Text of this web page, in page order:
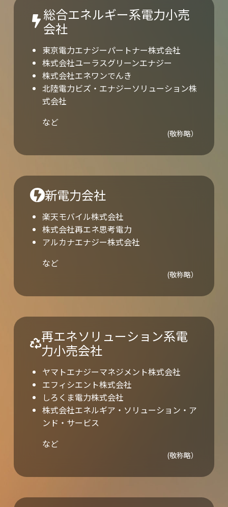
総合エネルギー系電⼒⼩売
会社
東京電力エナジーパートナー株式会社
株式会社ユーラスグリーンエナジー
株式会社エネワンでんき
北陸電力ビズ・エナジーソリューション株
式会社
など
(敬称略）
新電力会社
楽天モバイル株式会社
株式会社再エネ思考電力
アルカナエナジー株式会社
など
(敬称略）
再エネソリューション系電
力小売会社
ヤマトエナジーマネジメント株式会社
エフィシエント株式会社
しろくま電力株式会社
株式会社エネルギア・ソリューション・ア
ンド・サービス
など
(敬称略）